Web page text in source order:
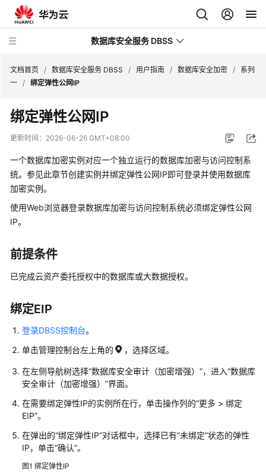
数据库安全服务 DBSS
新
动
产
品
绍
费
明
快
入
门
用
户
指
南
创
建
用
文档首页 / 数据库安全服务 DBSS / 用户指南 / 数据库安全加密 /
系列
一 / 绑定弹性公网IP
绑定弹性公网IP
更新时间： 2026-06-26 GMT+08:00
一个数据库加密实例对应一个独立运行的数据库加密与访问控制系
统。参见此章节创建实例并绑定弹性公网IP即可登录并使用数据库
加密实例。
使用Web浏览器登录数据库加密与访问控制系统必须绑定弹性公网
IP。
前提条件
已完成云资产委托授权中的数据库或大数据授权。
绑定EIP
登录DBSS控制台。
单击管理控制台左上角的
，选择区域。
在左侧导航树选择“数据库安全审计（加密增强） ”，进入“数据库
安全审计（加密增强）”界面。
在需要绑定弹性IP的实例所在行，单击操作列的“更多 > 绑定
EIP”。
在弹出的“绑定弹性IP”对话框中，选择已有“未绑定”状态的弹性
IP，单击“确认”。
图1 绑定弹性IP